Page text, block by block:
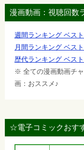
漫画動画：視聴回数
週間ランキング ベス
月間ランキング ベス
歴代ランキング ベス
※ 全ての漫画動画チ
画：おススメ♪
☆電子コミックおす